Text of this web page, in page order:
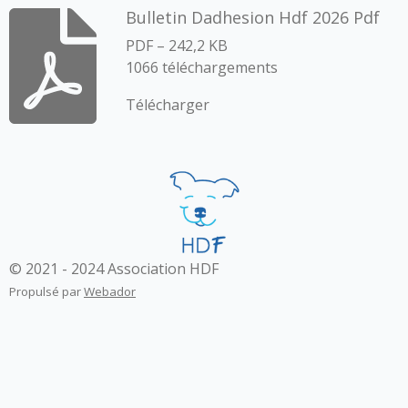
Bulletin Dadhesion Hdf 2026 Pdf
PDF – 242,2 KB
1066 téléchargements
Télécharger
© 2021 - 2024 Association HDF
Propulsé parWebador